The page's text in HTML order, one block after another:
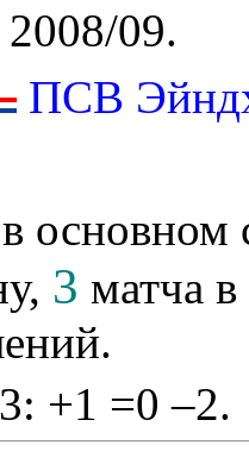
2008/09.
ПСВ
основном
3 матча
+1 =0 –2.